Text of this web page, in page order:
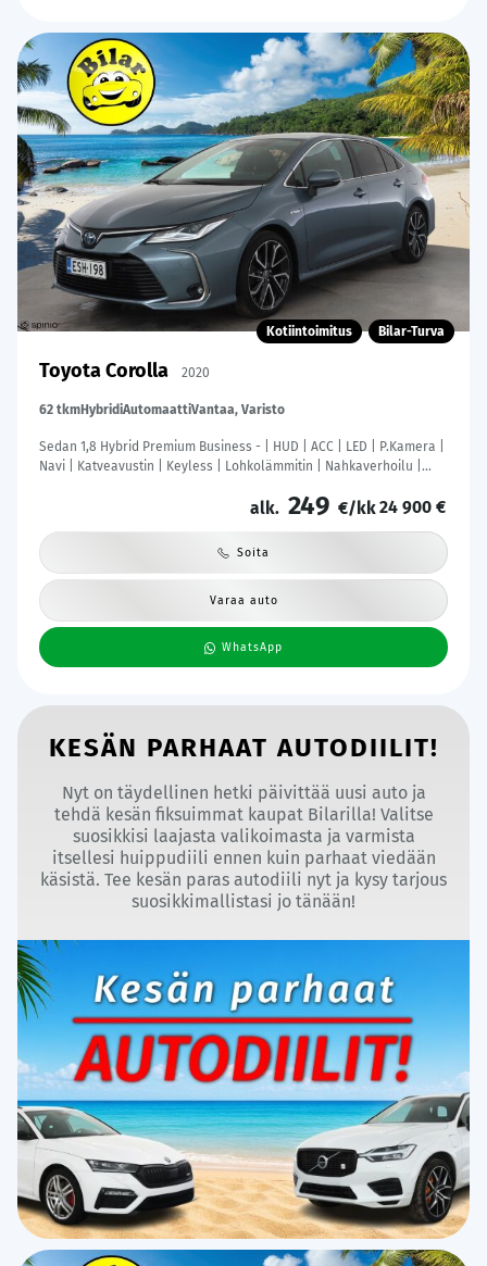
Kotiintoimitus Bilar-Turva
Toyota Corolla 2020
62 tkmHybridiAutomaattiVantaa, Varisto
Sedan 1,8 Hybrid Premium Business - | HUD | ACC | LED | P.Kamera |
Navi | Katveavustin | Keyless | Lohkolämmitin | Nahkaverhoilu |
alk. 249 €/kk24 900 €
Soita
Varaa auto
WhatsApp
KESÄN PARHAAT AUTODIILIT!
Nyt on täydellinen hetki päivittää uusi auto ja
tehdä kesän fiksuimmat kaupat Bilarilla! Valitse
suosikkisi laajasta valikoimasta ja varmista
itsellesi huippudiili ennen kuin parhaat viedään
käsistä. Tee kesän paras autodiili nyt ja kysy tarjous
suosikkimallistasi jo tänään!